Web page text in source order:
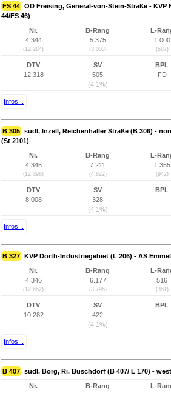
FS 44 OD Freising, General-von-Stein-Straße - KVP
44/FS 46)
Nr.
4.344
(12.284)
B-Rang
5.375
(3.003)
L-
1.000
(587)
DTV
12.318
SV
505
(4,1%)
BPL
FD
Infos...
B 305 südl. Inzell, Reichenhaller Straße (B 306) -
(St 2101)
Nr.
4.345
(12.398)
B-Rang
7.211
(4.822)
L-
1.355
(942)
DTV
8.008
SV
328
(4,1%)
BPL
Infos...
B 327 KVP Dörth-Industriegebiet (L 206) - AS
Nr.
4.346
(12.652)
B-Rang
6.177
(3.796)
L-
516
(351)
DTV
10.282
SV
422
(4,1%)
BPL
Infos...
B 407 südl. Borg, Ri. Büschdorf (B 407/ L 170) -
Nr.
B-Rang
L-